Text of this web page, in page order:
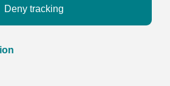
Deny tracking